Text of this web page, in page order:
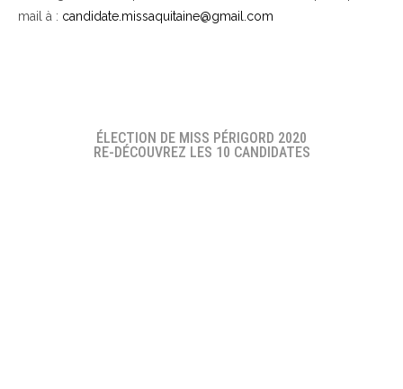
mail à : candidate.missaquitaine@gmail.com
ÉLECTION DE MISS PÉRIGORD 2020
RE-DÉCOUVREZ LES 10 CANDIDATES